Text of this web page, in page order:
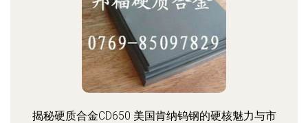
揭秘硬质合金CD650 美国肯纳钨钢的硬核魅力与市